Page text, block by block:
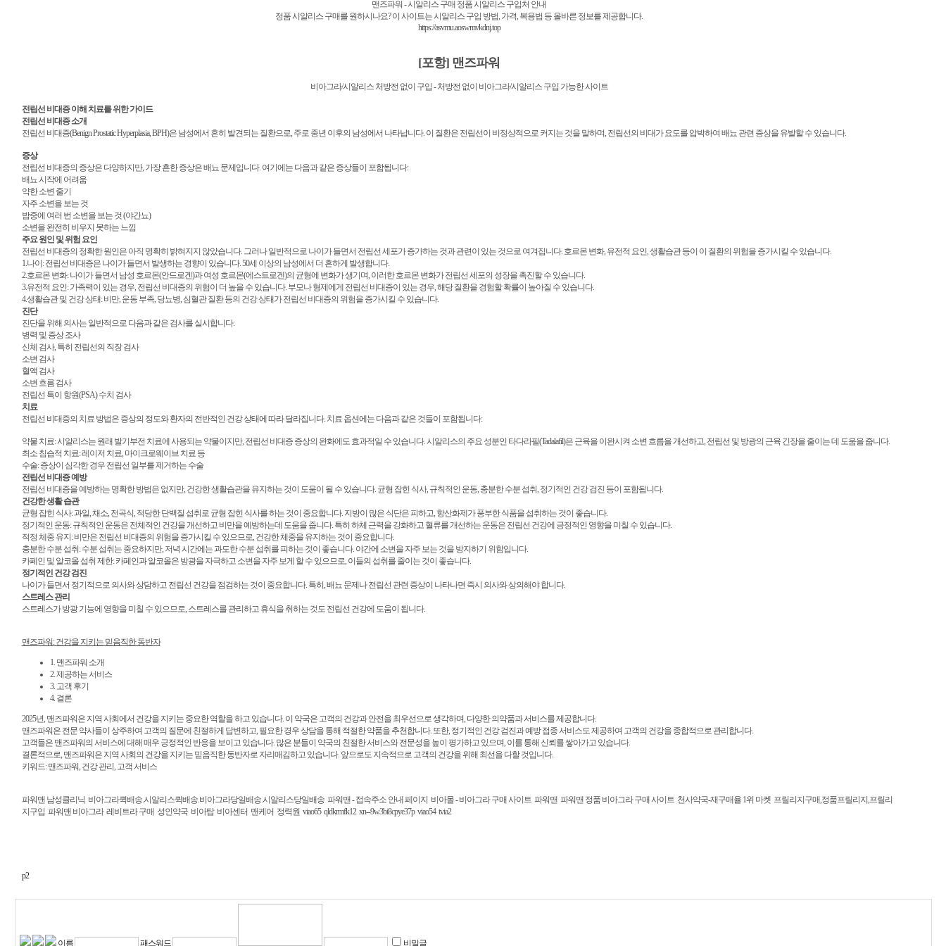
맨즈파워 - 시알리스 구매 정품 시알리스 구입처 안내
정품 시알리스 구매를 원하시나요? 이 사이트는 시알리스 구입 방법, 가격, 복용법 등 올바른 정보를 제공합니다.
https://asvmu.aoswmvkdnj.top
[포항] 맨즈파워
비아그라/시알리스 처방전 없이 구입 - 처방전 없이 비아그라/시알리스 구입 가능한 사이트
전립선 비대증 이해 치료를 위한 가이드
전립선 비대증 소개
전립선 비대증(Benign Prostatic Hyperplasia, BPH)은 남성에서 흔히 발견되는 질환으로, 주로 중년 이후의 남성에서 나타납니다. 이 질환은 전립선이 비정상적으로 커지는 것을 말하며, 전립선의 비대가 요도를 압박하여 배뇨 관련 증상을 유발할 수 있습니다.
증상
전립선 비대증의 증상은 다양하지만, 가장 흔한 증상은 배뇨 문제입니다. 여기에는 다음과 같은 증상들이 포함됩니다:
배뇨 시작에 어려움
약한 소변 줄기
자주 소변을 보는 것
밤중에 여러 번 소변을 보는 것 (야간뇨)
소변을 완전히 비우지 못하는 느낌
주요 원인 및 위험 요인
전립선 비대증의 정확한 원인은 아직 명확히 밝혀지지 않았습니다. 그러나 일반적으로 나이가 들면서 전립선 세포가 증가하는 것과 관련이 있는 것으로 여겨집니다. 호르몬 변화, 유전적 요인, 생활습관 등이 이 질환의 위험을 증가시킬 수 있습니다.
1.나이: 전립선 비대증은 나이가 들면서 발생하는 경향이 있습니다. 50세 이상의 남성에서 더 흔하게 발생합니다.
2.호르몬 변화: 나이가 들면서 남성 호르몬(안드로겐)과 여성 호르몬(에스트로겐)의 균형에 변화가 생기며, 이러한 호르몬 변화가 전립선 세포의 성장을 촉진할 수 있습니다.
3.유전적 요인: 가족력이 있는 경우, 전립선 비대증의 위험이 더 높을 수 있습니다. 부모나 형제에게 전립선 비대증이 있는 경우, 해당 질환을 경험할 확률이 높아질 수 있습니다.
4.생활습관 및 건강 상태: 비만, 운동 부족, 당뇨병, 심혈관 질환 등의 건강 상태가 전립선 비대증의 위험을 증가시킬 수 있습니다.
진단
진단을 위해 의사는 일반적으로 다음과 같은 검사를 실시합니다:
병력 및 증상 조사
신체 검사, 특히 전립선의 직장 검사
소변 검사
혈액 검사
소변 흐름 검사
전립선 특이 항원(PSA) 수치 검사
치료
전립선 비대증의 치료 방법은 증상의 정도와 환자의 전반적인 건강 상태에 따라 달라집니다. 치료 옵션에는 다음과 같은 것들이 포함됩니다:
약물 치료: 시알리스는 원래 발기부전 치료에 사용되는 약물이지만, 전립선 비대증 증상의 완화에도 효과적일 수 있습니다. 시알리스의 주요 성분인 타다라필(Tadalafil)은 근육을 이완시켜 소변 흐름을 개선하고, 전립선 및 방광의 근육 긴장을 줄이는 데 도움을 줍니다.
최소 침습적 치료: 레이저 치료, 마이크로웨이브 치료 등
수술: 증상이 심각한 경우 전립선 일부를 제거하는 수술
전립선 비대증 예방
전립선 비대증을 예방하는 명확한 방법은 없지만, 건강한 생활습관을 유지하는 것이 도움이 될 수 있습니다. 균형 잡힌 식사, 규칙적인 운동, 충분한 수분 섭취, 정기적인 건강 검진 등이 포함됩니다.
건강한 생활 습관
균형 잡힌 식사: 과일, 채소, 전곡식, 적당한 단백질 섭취로 균형 잡힌 식사를 하는 것이 중요합니다. 지방이 많은 식단은 피하고, 항산화제가 풍부한 식품을 섭취하는 것이 좋습니다.
정기적인 운동: 규칙적인 운동은 전체적인 건강을 개선하고 비만을 예방하는데 도움을 줍니다. 특히 하체 근력을 강화하고 혈류를 개선하는 운동은 전립선 건강에 긍정적인 영향을 미칠 수 있습니다.
적정 체중 유지: 비만은 전립선 비대증의 위험을 증가시킬 수 있으므로, 건강한 체중을 유지하는 것이 중요합니다.
충분한 수분 섭취: 수분 섭취는 중요하지만, 저녁 시간에는 과도한 수분 섭취를 피하는 것이 좋습니다. 야간에 소변을 자주 보는 것을 방지하기 위함입니다.
카페인 및 알코올 섭취 제한: 카페인과 알코올은 방광을 자극하고 소변을 자주 보게 할 수 있으므로, 이들의 섭취를 줄이는 것이 좋습니다.
정기적인 건강 검진
나이가 들면서 정기적으로 의사와 상담하고 전립선 건강을 점검하는 것이 중요합니다. 특히, 배뇨 문제나 전립선 관련 증상이 나타나면 즉시 의사와 상의해야 합니다.
스트레스 관리
스트레스가 방광 기능에 영향을 미칠 수 있으므로, 스트레스를 관리하고 휴식을 취하는 것도 전립선 건강에 도움이 됩니다.
맨즈파워: 건강을 지키는 믿음직한 동반자
1. 맨즈파워 소개
2. 제공하는 서비스
3. 고객 후기
4. 결론
2025년, 맨즈파워은 지역 사회에서 건강을 지키는 중요한 역할을 하고 있습니다. 이 약국은 고객의 건강과 안전을 최우선으로 생각하며, 다양한 의약품과 서비스를 제공합니다.
맨즈파워은 전문 약사들이 상주하여 고객의 질문에 친절하게 답변하고, 필요한 경우 상담을 통해 적절한 약품을 추천합니다. 또한, 정기적인 건강 검진과 예방 접종 서비스도 제공하여 고객의 건강을 종합적으로 관리합니다.
고객들은 맨즈파워의 서비스에 대해 매우 긍정적인 반응을 보이고 있습니다. 많은 분들이 약국의 친절한 서비스와 전문성을 높이 평가하고 있으며, 이를 통해 신뢰를 쌓아가고 있습니다.
결론적으로, 맨즈파워은 지역 사회의 건강을 지키는 믿음직한 동반자로 자리매김하고 있습니다. 앞으로도 지속적으로 고객의 건강을 위해 최선을 다할 것입니다.
키워드: 맨즈파워, 건강 관리, 고객 서비스
파워맨 남성클리닉 비아그라퀵배송.시알리스퀵배송.비아그라당일배송.시알리스당일배송 파워맨 - 접속주소 안내 페이지 비아몰 - 비아그라 구매 사이트 파워맨 파워맨 정품 비아그라 구매 사이트 천사약국-재구매율 1위 마켓 프릴리지구매,정품프릴리지,프릴리
지구입 파워맨 비아그라 레비트라 구매 성인약국 비아탑 비아센터 맨케어 정력원 viao65 qldkrmfk12 xn--9w3bi8cpye37p viao54 tvia2
p2
이름 패스워드 비밀글